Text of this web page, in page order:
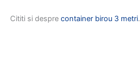
Cititi si despre container birou 3 metri.